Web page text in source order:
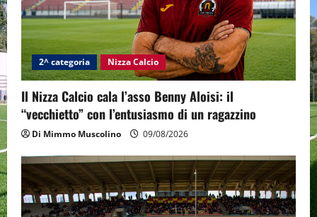
2^ categoria Nizza Calcio
Il Nizza Calcio cala l’asso Benny Aloisi: il
“vecchietto” con l’entusiasmo di un ragazzino
Di Mimmo Muscolino 09/08/2026